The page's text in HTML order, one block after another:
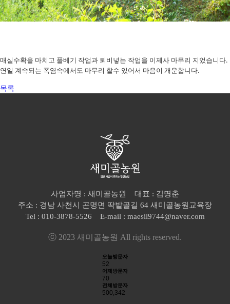
매실수확을 마치고 풀베기 작업과 퇴비넣는 작업을 이제사 마무리 지었습니다.
연일 계속되는 폭염속에서도 마무리 할수 있어서 마음이 개운합니다.
목록
사업자명 : 새미골농원 대표 : 김명춘
주소 : 경남 사천시 곤명면 딱밭골길 64 새미골농원교육장
Tel : 010-3878-5526 E-mail : maesil9744@naver.com
ⓒ 2023 새미골농원 All rights reserved.
오늘방문자
52
어제방문자
70
전체방문자
500,342